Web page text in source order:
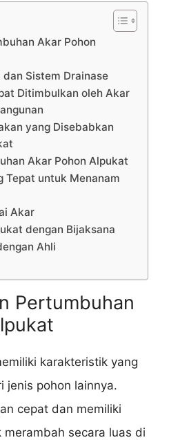
Akar Pohon
Sistem Drainase
Ditimbulkan oleh Akar
yang Disebabkan
Akar Pohon Alpukat
Tepat untuk Menanam
Akar
dengan Bijaksana
Ahli
Pertumbuhan
karakteristik yang
jenis pohon lainnya.
cepat dan memiliki
secara luas di